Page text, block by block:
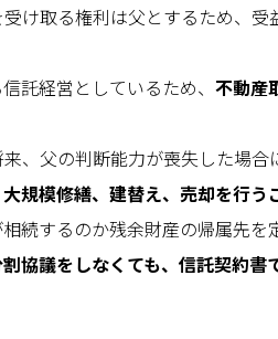
け取る権利は父とするため、
託経営としているため、不動産
、父の判断能力が喪失した場合
規模修繕、建替え、売却を行う
続するのか残余財産の帰属先を
協議をしなくても、信託契約書